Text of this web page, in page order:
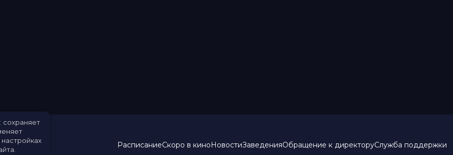
РасписаниеСкоро в киноНовостиЗаведенияОбращение к директоруСлужба поддержки
сохраняет